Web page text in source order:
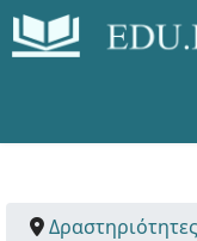
Δραστηριότητες